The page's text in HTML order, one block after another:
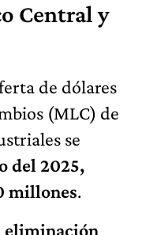
Central y
de dólares
(MLC) de
se
del 2025,
millones.
eliminación